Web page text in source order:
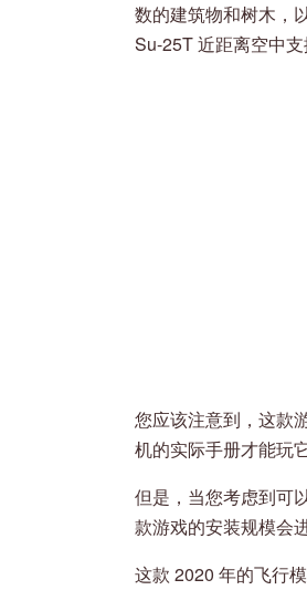
数的建筑物和树木，
Su-25T 近距离空中支
您应该注意到，这款
机的实际手册才能玩
但是，当您考虑到可
款游戏的安装规模会
这款 2020 年的飞行